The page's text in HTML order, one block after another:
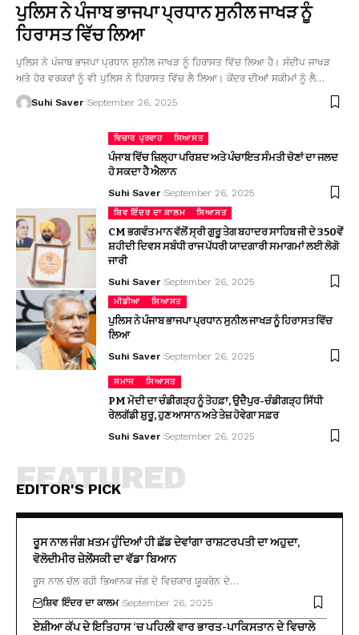
ਪੁਲਿਸ ਨੇ ਪੰਜਾਬ ਭਾਜਪਾ ਪ੍ਰਧਾਨ ਸੁਨੀਲ ਜਾਖੜ ਨੂੰ
ਹਿਰਾਸਤ ਵਿੱਚ ਲਿਆ
ਪੁਲਿਸ ਨੇ ਪੰਜਾਬ ਭਾਜਪਾ ਪ੍ਰਧਾਨ ਸੁਨੀਲ ਜਾਖੜ ਨੂੰ ਹਿਰਾਸਤ ਵਿੱਚ ਲਿਆ ਹੈ। ਸੰਦੀਪ ਜਾਖੜ
ਅਤੇ ਹੋਰ ਵਰਕਰਾਂ ਨੂੰ ਵੀ ਪੁਲਿਸ ਨੇ ਹਿਰਾਸਤ ਵਿੱਚ ਲੈ ਲਿਆ। ਕੇਂਦਰ ਦੀਆਂ ਸਕੀਮਾਂ ਨੂੰ ਲੈ…
Suhi Saver September 26, 2025
ਵਿਚਾਰ ਪ੍ਰਵਾਹ ਸਿਆਸਤ
ਪੰਜਾਬ ਵਿੱਚ ਜ਼ਿਲ੍ਹਾ ਪਰਿਸ਼ਦ ਅਤੇ ਪੰਚਾਇਤ ਸੰਮਤੀ ਚੋਣਾਂ ਦਾ ਜਲਦ
ਹੋ ਸਕਦਾ ਹੈ ਐਲਾਨ
Suhi Saver September 26, 2025
ਸ਼ਿਵ ਇੰਦਰ ਦਾ ਕਾਲਮ ਸਿਆਸਤ
CM ਭਗਵੰਤ ਮਾਨ ਵੱਲੋਂ ਸ੍ਰੀ ਗੁਰੂ ਤੇਗ ਬਹਾਦਰ ਸਾਹਿਬ ਜੀ ਦੇ 350ਵੇਂ
ਸ਼ਹੀਦੀ ਦਿਵਸ ਸਬੰਧੀ ਰਾਜ ਪੱਧਰੀ ਯਾਦਗਾਰੀ ਸਮਾਗਮਾਂ ਲਈ ਲੋਗੋ
ਜਾਰੀ
Suhi Saver September 26, 2025
ਮੀਡੀਆ ਸਿਆਸਤ
ਪੁਲਿਸ ਨੇ ਪੰਜਾਬ ਭਾਜਪਾ ਪ੍ਰਧਾਨ ਸੁਨੀਲ ਜਾਖੜ ਨੂੰ ਹਿਰਾਸਤ ਵਿੱਚ
ਲਿਆ
Suhi Saver September 26, 2025
ਸਮਾਜ ਸਿਆਸਤ
PM ਮੋਦੀ ਦਾ ਚੰਡੀਗੜ੍ਹ ਨੂੰ ਤੋਹਫ਼ਾ, ਉਦੈਪੁਰ-ਚੰਡੀਗੜ੍ਹ ਸਿੱਧੀ
ਰੇਲਗੱਡੀ ਸ਼ੁਰੂ, ਹੁਣ ਆਸਾਨ ਅਤੇ ਤੇਜ਼ ਹੋਵੇਗਾ ਸਫ਼ਰ
Suhi Saver September 26, 2025
EDITOR'S PICK
FEATURED
ਰੂਸ ਨਾਲ ਜੰਗ ਖ਼ਤਮ ਹੁੰਦਿਆਂ ਹੀ ਛੱਡ ਦੇਵਾਂਗਾ ਰਾਸ਼ਟਰਪਤੀ ਦਾ ਅਹੁਦਾ,
ਵੋਲੋਦੀਮੀਰ ਜ਼ੇਲੇਂਸਕੀ ਦਾ ਵੱਡਾ ਬਿਆਨ
ਰੂਸ ਨਾਲ ਚੱਲ ਰਹੀ ਭਿਆਨਕ ਜੰਗ ਦੇ ਵਿਚਕਾਰ ਯੂਕਰੇਨ ਦੇ…
ਸ਼ਿਵ ਇੰਦਰ ਦਾ ਕਾਲਮ September 26, 2025
ਏਸ਼ੀਆ ਕੱਪ ਦੇ ਇਤਿਹਾਸ ‘ਚ ਪਹਿਲੀ ਵਾਰ ਭਾਰਤ-ਪਾਕਿਸਤਾਨ ਦੇ ਵਿਚਾਲੇ